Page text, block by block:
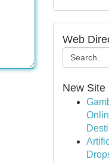
Web
New Site